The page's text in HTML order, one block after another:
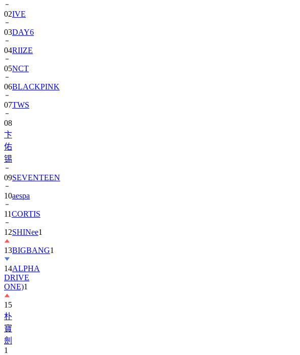
02IVE
03DAY6
04RIIZE
05NCT
06BLACKPINK
07TWS
08
卞
佑
锡
09SEVENTEEN
10aespa
11CORTIS
12SHINee1
13BIGBANG1
14ALPHA
DRIVE
ONE)1
15
朴
寶
劍
1